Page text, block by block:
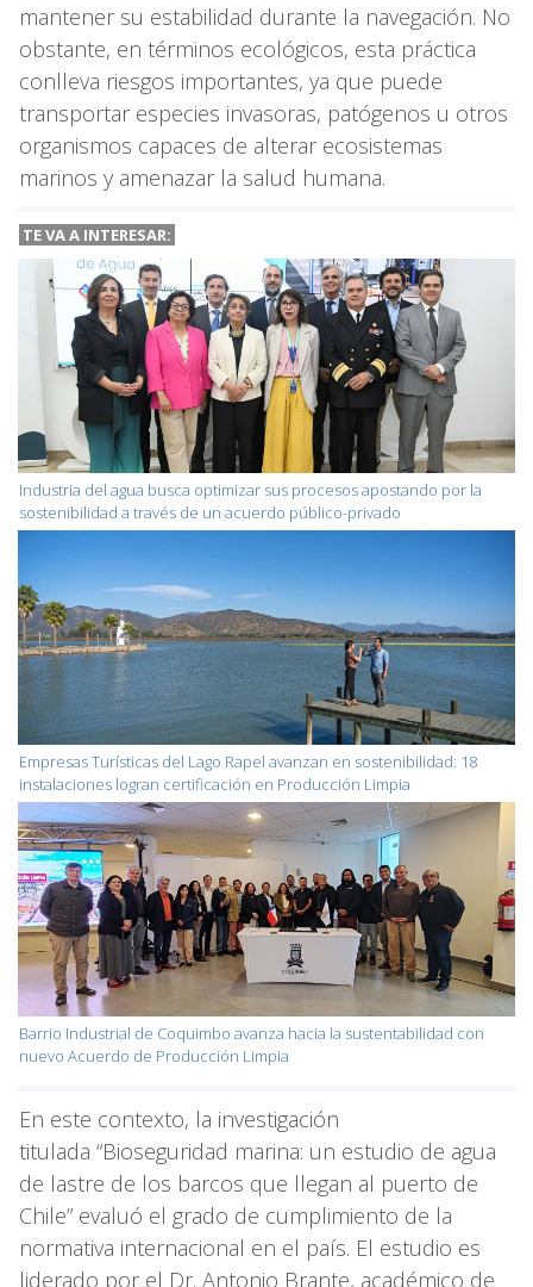
mantener su estabilidad durante la navegación. No
obstante, en términos ecológicos, esta práctica
conlleva riesgos importantes, ya que puede
transportar especies invasoras, patógenos u otros
organismos capaces de alterar ecosistemas
marinos y amenazar la salud humana.
TE VA A INTERESAR:
Industria del agua busca optimizar sus procesos apostando por la
sostenibilidad a través de un acuerdo público-privado
Empresas Turísticas del Lago Rapel avanzan en sostenibilidad: 18
instalaciones logran certificación en Producción Limpia
Barrio Industrial de Coquimbo avanza hacia la sustentabilidad con
nuevo Acuerdo de Producción Limpia
En este contexto, la investigación
titulada “Bioseguridad marina: un estudio de agua
de lastre de los barcos que llegan al puerto de
Chile” evaluó el grado de cumplimiento de la
normativa internacional en el país. El estudio es
liderado por el Dr. Antonio Brante, académico de